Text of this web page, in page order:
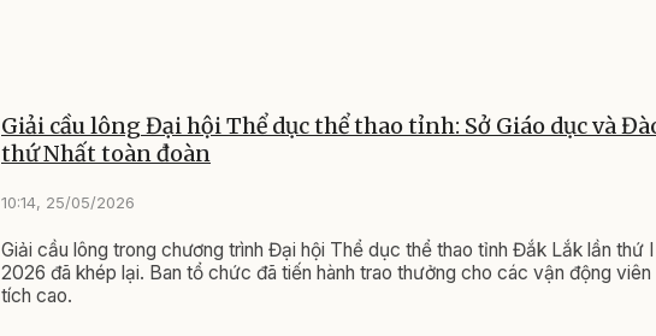
Giải cầu lông Đại hội Thể dục thể thao tỉnh: Sở Giáo dục và
thứ Nhất toàn đoàn
10:14, 25/05/2026
Giải cầu lông trong chương trình Đại hội Thể dục thể thao tỉnh Đắk Lắk lần thứ
2026 đã khép lại. Ban tổ chức đã tiến hành trao thưởng cho các vận động viên
tích cao.